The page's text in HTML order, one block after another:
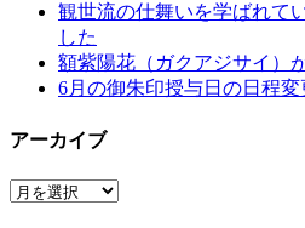
観世流の仕舞いを学ばれて
した
額紫陽花（ガクアジサイ）
6月の御朱印授与日の日程変
アーカイブ
ア